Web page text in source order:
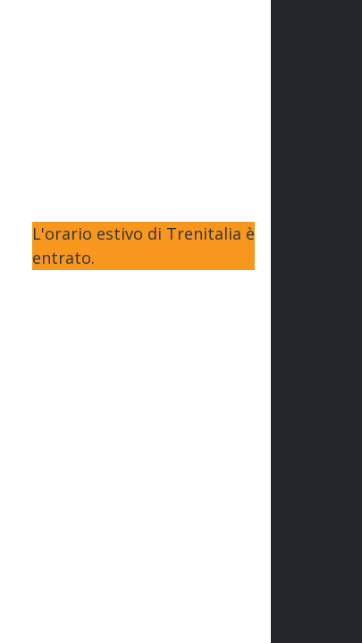
L'orario estivo di Trenitalia è
entrato.